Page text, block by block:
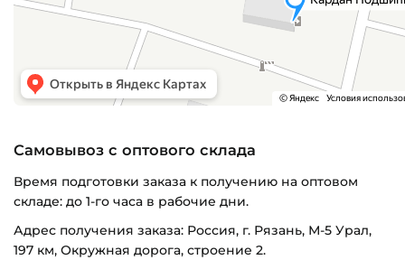
Самовывоз с оптового склада
Время подготовки заказа к получению на оптовом
складе: до 1-го часа в рабочие дни.
Адрес получения заказа: Россия, г. Рязань, М-5 Урал,
197 км, Окружная дорога, строение 2.